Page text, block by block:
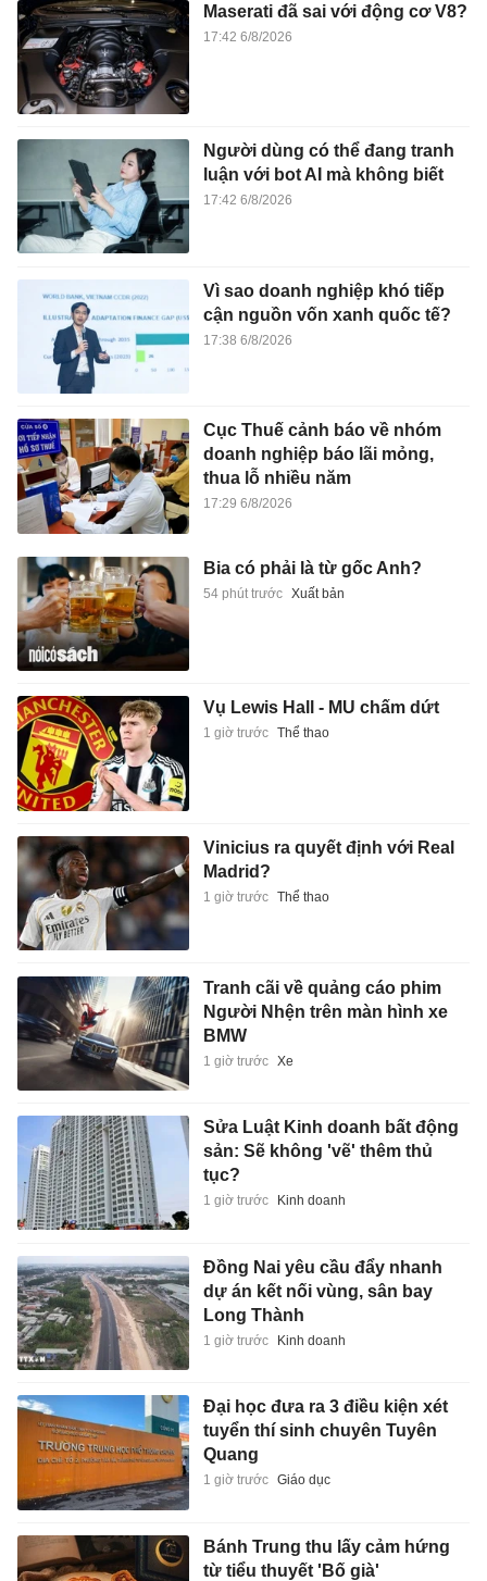
Maserati đã sai với động cơ V8?
17:42 6/8/2026
Người dùng có thể đang tranh
luận với bot AI mà không biết
17:42 6/8/2026
Vì sao doanh nghiệp khó tiếp
cận nguồn vốn xanh quốc tế?
17:38 6/8/2026
Cục Thuế cảnh báo về nhóm
doanh nghiệp báo lãi mỏng,
thua lỗ nhiều năm
17:29 6/8/2026
Bia có phải là từ gốc Anh?
54 phút trước Xuất bản
Vụ Lewis Hall - MU chấm dứt
1 giờ trước Thể thao
Vinicius ra quyết định với Real
Madrid?
1 giờ trước Thể thao
Tranh cãi về quảng cáo phim
Người Nhện trên màn hình xe
BMW
1 giờ trước Xe
Sửa Luật Kinh doanh bất động
sản: Sẽ không 'vẽ' thêm thủ
tục?
1 giờ trước Kinh doanh
Đồng Nai yêu cầu đẩy nhanh
dự án kết nối vùng, sân bay
Long Thành
1 giờ trước Kinh doanh
Đại học đưa ra 3 điều kiện xét
tuyển thí sinh chuyên Tuyên
Quang
1 giờ trước Giáo dục
Bánh Trung thu lấy cảm hứng
từ tiểu thuyết 'Bố già'